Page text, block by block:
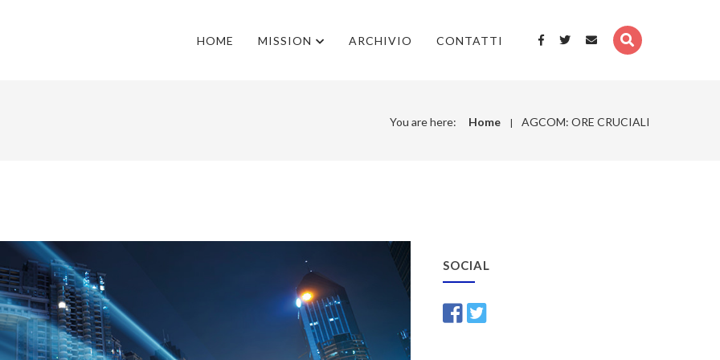
HOME MISSION ARCHIVIO CONTATTI
You are here: Home AGCOM: ORE CRUCIALI
SOCIAL